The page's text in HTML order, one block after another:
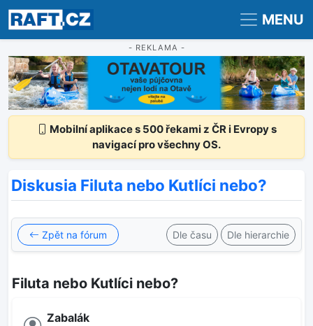
Registrace Přihlášení MENU
- REKLAMA -
Mobilní aplikace s 500 řekami z ČR i Evropy s
navigací pro všechny OS.
Diskusia Filuta nebo Kutlíci nebo?
Zpět na fórum Dle času Dle hierarchie
Filuta nebo Kutlíci nebo?
Zabalák